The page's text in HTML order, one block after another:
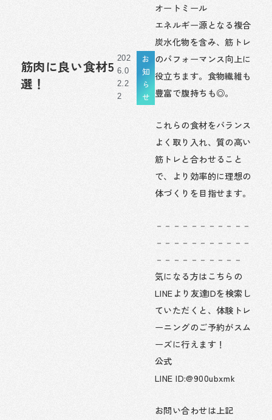
筋肉に良い食材5
選！
202
6.0
2.2
2
お
知
ら
せ
オートミール
エネルギー源となる複合
炭水化物を含み、筋トレ
のパフォーマンス向上に
役立ちます。食物繊維も
豊富で腹持ちも◎。
これらの食材をバランス
よく取り入れ、質の高い
筋トレと合わせること
で、より効率的に理想の
体づくりを目指せます。
－－－－－－－－－－－
－－－－－－－－－－－
－－－－－－－－－－
気になる方はこちらの
LINEより友達IDを検索し
ていただくと、体験トレ
ーニングのご予約がスム
ーズに行えます！
公式
LINE ID:@900ubxmk
お問い合わせは上記